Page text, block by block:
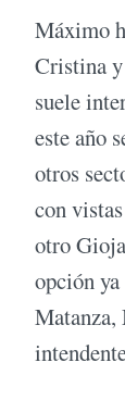
Máximo
Cristina
suele
este año
otros
con
otro
opción
Matanza,